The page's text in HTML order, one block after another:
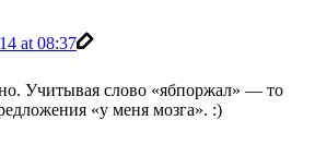
at 08:37
Учитывая слово «ябпоржал» — то
«у меня мозга». :)